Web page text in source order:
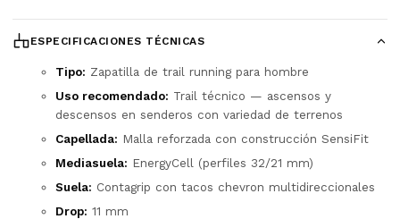
ESPECIFICACIONES TÉCNICAS
Tipo: Zapatilla de trail running para hombre
Uso recomendado: Trail técnico — ascensos y
descensos en senderos con variedad de terrenos
Capellada: Malla reforzada con construcción SensiFit
Mediasuela: EnergyCell (perfiles 32/21 mm)
Suela: Contagrip con tacos chevron multidireccionales
Drop: 11 mm